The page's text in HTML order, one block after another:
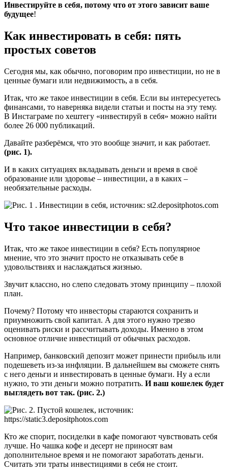
Инвестируйте в себя, потому что от этого зависит ваше
будущее!
Как инвестировать в себя: пять
простых советов
Сегодня мы, как обычно, поговорим про инвестиции, но не в
ценные бумаги или недвижимость, а в себя.
Итак, что же такое инвестиции в себя. Если вы интересуетесь
финансами, то наверняка видели статьи и посты на эту тему.
В Инстаграме по хештегу «инвестируй в себя» можно найти
более 26 000 публикаций.
Давайте разберёмся, что это вообще значит, и как работает.
(рис. 1).
И в каких ситуациях вкладывать деньги и время в своё
образование или здоровье – инвестиции, а в каких –
необязательные расходы.
Что такое инвестиции в себя?
Итак, что же такое инвестиции в себя? Есть популярное
мнение, что это значит просто не отказывать себе в
удовольствиях и наслаждаться жизнью.
Звучит классно, но слепо следовать этому принципу – плохой
план.
Почему? Потому что инвесторы стараются сохранить и
приумножить свой капитал. А для этого нужно трезво
оценивать риски и рассчитывать доходы. Именно в этом
основное отличие инвестиций от обычных расходов.
Например, банковский депозит может принести прибыль или
подешеветь из-за инфляции. В дальнейшем вы сможете снять
с него деньги и инвестировать в ценные бумаги. Ну а если
нужно, то эти деньги можно потратить. И ваш кошелек будет
выглядеть вот так. (рис. 2.)
Кто же спорит, посиделки в кафе помогают чувствовать себя
лучше. Но чашка кофе и десерт не приносят вам
дополнительное время и не помогают заработать деньги.
Считать эти траты инвестициями в себя не стоит.